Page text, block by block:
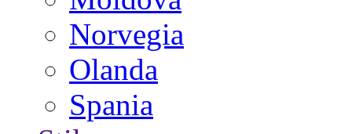
Norvegia
Olanda
Spania